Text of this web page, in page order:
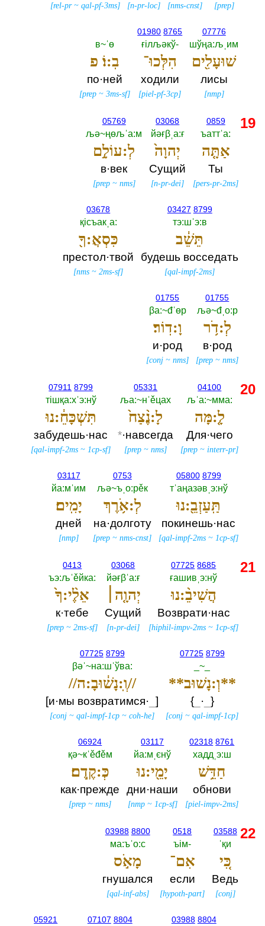
[prep]
[nms-cnst]
[n-pr-loc]
[rel-pr~qal-pf-3ms]
07776
шўңа:љˌим
שׁוּעָלִ֖ים
лисы
[nmp]
01980 8765
ғiлљәкў-‎
הִלְּכוּ־
ходили
[piel-pf-3cp]
в~ˈө
בֽ:וֹ׃ פ
по·ней
[prep ~3ms-sf]
0859
ъаттˈа:‎
אַתָּ֤ה
Ты
[pers-pr-2ms]
03068
йәғβˌа:ғ
יְהוָה֙
Сущий
[n-pr-dei]
05769
љә~ңөљˈа:м
לְ:עוֹלָ֣ם
в·век
[prep~ nms]
03427 8799
тэ:шˈэ:в
תֵּשֵׁ֔ב
будешь восседать
[qal-impf-2ms]
03678
қiсъакˌа:‎
כִּסְאֲ:ךָ֖
престол·твой
[nms ~2ms-sf]
01755
љә~đˌо:р
לְ:דֹ֥ר
в·род
[prep ~nms]
01755
βа:~đˈөр
וָ:דֽוֹר׃
и·род
[conj ~nms]
19
04100
љˈа:~мма:‎
לָ֤:מָּה
Для·чего
[prep ~interr-pr]
05331
ља:~нˈěцах
לָ:נֶ֨צַח֙
*·навсегда
[prep ~nms]
07911 8799
тiшқа:хˈэ:нў
תִּשְׁכָּחֵ֔:נוּ
забудешь·нас
[qal-impf-2ms ~1cp-sf]
05800 8799
тˈаңазәвˌэ:нў
תַּֽעַזְבֵ֖:נוּ
покинешь·нас
[qal-impf-2ms ~1cp-sf]
0753
љә~ъˌо:рěк
לְ:אֹ֥רֶךְ
на·долготу
[prep ~nms-cnst]
03117
йа:мˈим
יָמִֽים׃
дней
[nmp]
20
07725 8685
ғашивˌэ:нў
הֲשִׁיבֵ֨:נוּ
Возврати·нас
[hiphil-impv-2ms ~1cp-sf]
03068
йәғβˈа:ғ
יְהוָ֤ה׀
Сущий
[n-pr-dei]
0413
ъэ:љˈěйка:‎
אֵלֶ֨י:ךָ֙
к·тебе
[prep ~2ms-sf]
07725 8799
_~_
**וְ:נָשׁוּב**
{‎_ · ‎}
[conj ~qal-impf-1cp]
07725 8799
βәˈ~на:шˈўва:‎
//וְֽ:נָשׁ֔וּבָ:ה//
[и·мы возвратимся· _‎]
[conj ~qal-impf-1cp ~coh-he]
02318 8761
хаддˌэ:ш
חַדֵּ֥שׁ
обнови
[piel-impv-2ms]
03117
йа:мˌєнў
יָמֵ֖י:נוּ
дни·наши
[nmp~ 1cp-sf]
06924
қә~кˈěđěм
כְּ:קֶֽדֶם׃
как·прежде
[prep ~nms]
21
03588
ˈқи
כִּ֚י
Ведь
[conj]
0518
ъiм-‎
אִם־
если
[hypoth-part]
03988 8800
ма:ъˈо:с
מָאֹ֣ס
гнушался
[qal-inf-abs]
03988 8804
07107 8804
05921
22